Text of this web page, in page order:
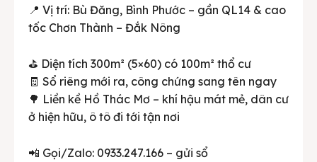
📍 Vị trí: Bù Đăng, Bình Phước – gần QL14 & cao
tốc Chơn Thành – Đắk Nông
⛳ Diện tích 300m² (5×60) có 100m² thổ cư
🧾 Sổ riêng mới ra, công chứng sang tên ngay
🌳 Liền kề Hồ Thác Mơ – khí hậu mát mẻ, dân cư
ở hiện hữu, ô tô đi tới tận nơi
📲 Gọi/Zalo: 0933.247.166 – gửi sổ